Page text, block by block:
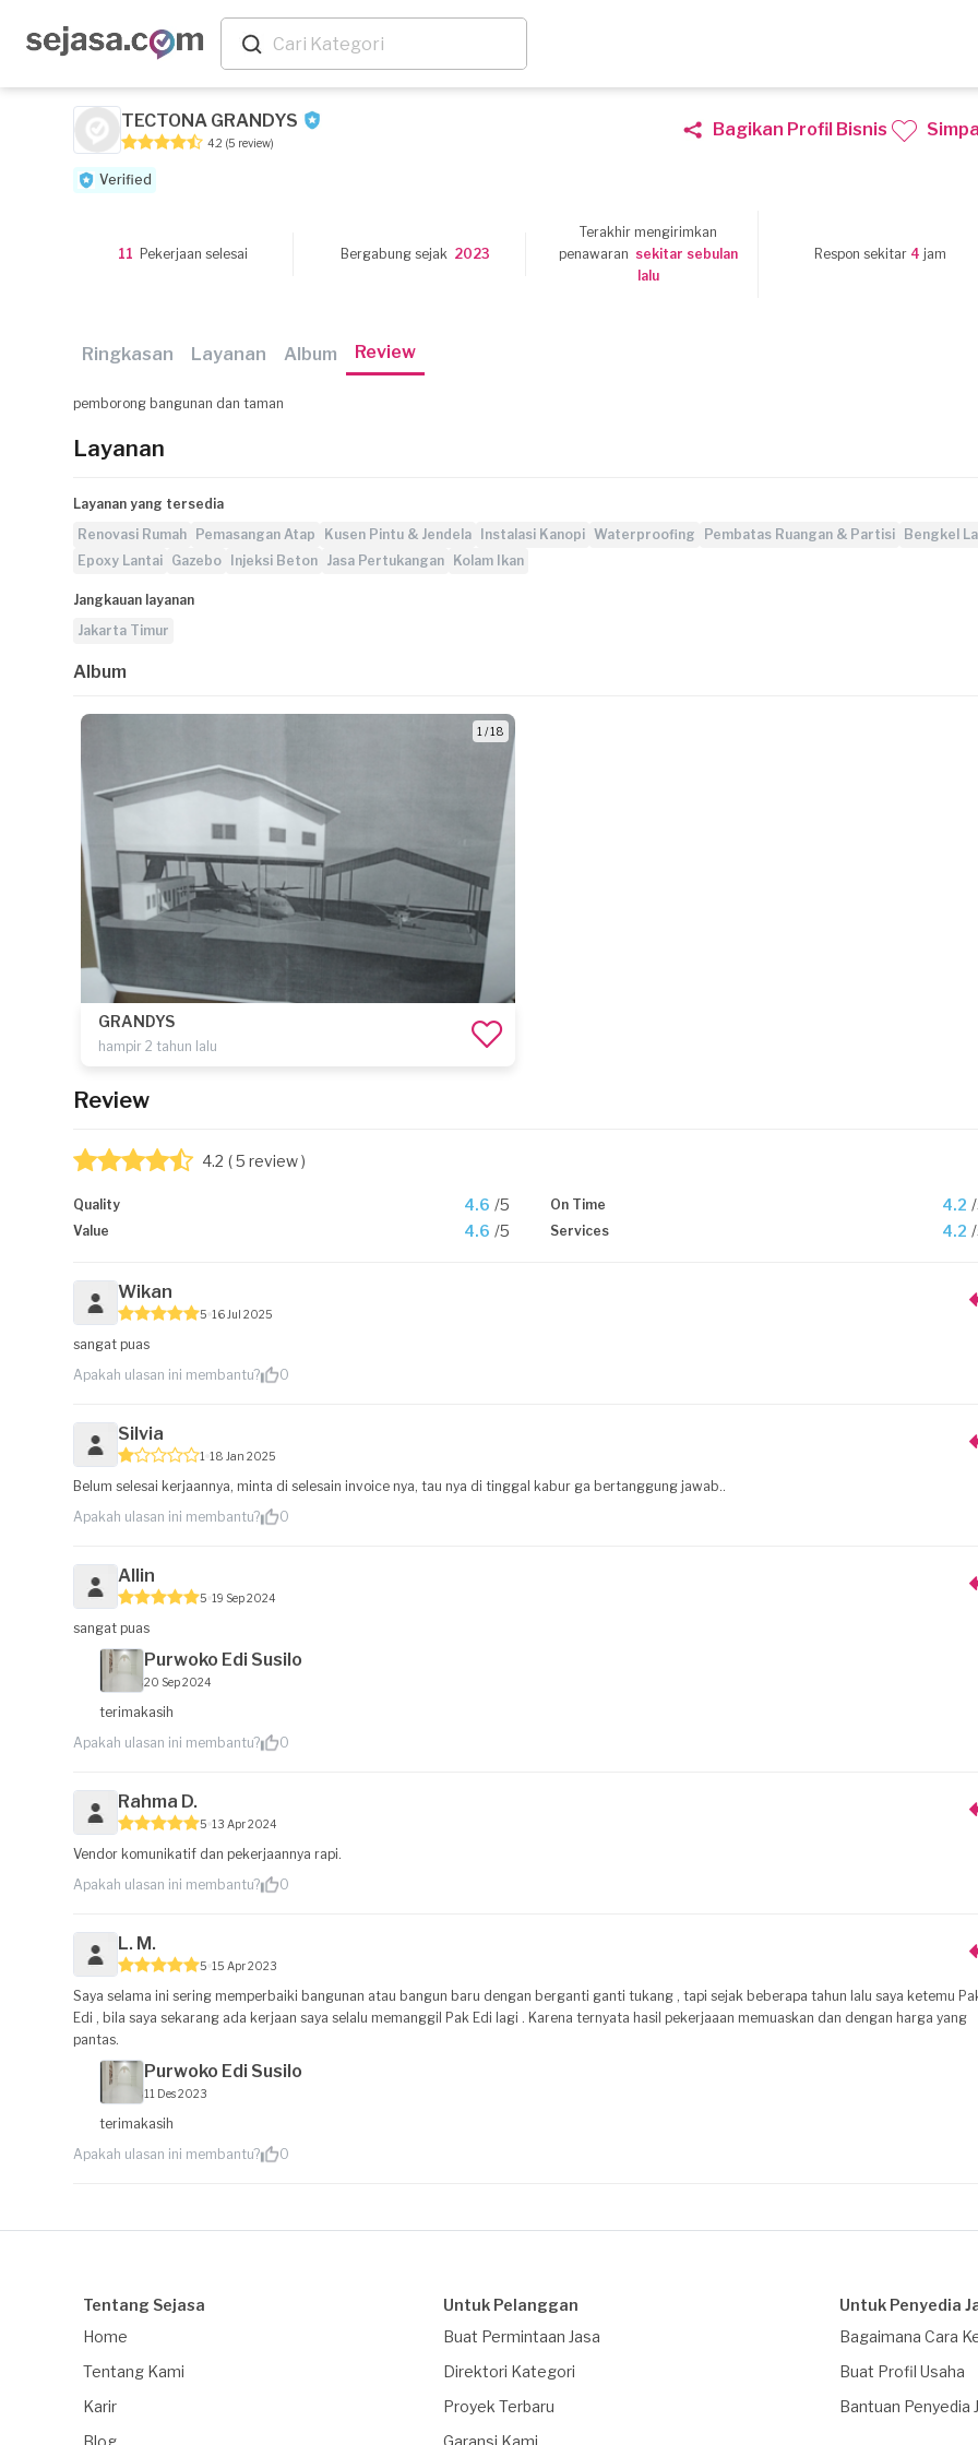
TECTONA GRANDYS
4.2 (5 review)
Bagikan Profil Bisnis
Verified
11 Pekerjaan selesai Bergabung sejak 2023
Terakhir mengirimkan
penawaran sekitar sebulan
lalu
Respon sekitar 4 jam
Ringkasan Layanan Album Review
pemborong bangunan dan taman
Layanan
Layanan yang tersedia
Renovasi Rumah
Pemasangan Atap Kusen Pintu & Jendela Instalasi Kanopi Waterproofing Pembatas Ruangan & Partisi
Bengkel
Epoxy Lantai Gazebo Injeksi Beton Jasa Pertukangan Kolam Ikan
Jangkauan layanan
Jakarta Timur
Album
1 / 18
GRANDYS
hampir 2 tahun lalu
Review
4.2 ( 5 review )
Quality 4.6 /5 On Time 4.2
Value 4.6 /5 Services 4.2
Wikan
5 16 Jul 2025
sangat puas
Apakah ulasan ini membantu?
0
Silvia
1 18 Jan 2025
Belum selesai kerjaannya, minta di selesain invoice nya, tau nya di tinggal kabur ga bertanggung jawab..
Apakah ulasan ini membantu?
0
Allin
5 19 Sep 2024
sangat puas
Purwoko Edi Susilo
20 Sep 2024
terimakasih
Apakah ulasan ini membantu?
0
Rahma D.
5 13 Apr 2024
Vendor komunikatif dan pekerjaannya rapi.
Apakah ulasan ini membantu?
0
L. M.
5 15 Apr 2023
Saya selama ini sering memperbaiki bangunan atau bangun baru dengan berganti ganti tukang , tapi sejak beberapa tahun lalu saya ketemu
Edi , bila saya sekarang ada kerjaan saya selalu memanggil Pak Edi lagi . Karena ternyata hasil pekerjaaan memuaskan dan dengan harga yang
pantas.
Purwoko Edi Susilo
11 Des 2023
terimakasih
Apakah ulasan ini membantu?
0
Tentang Sejasa
Home
Tentang Kami
Karir
Blog
Untuk Pelanggan
Buat Permintaan Jasa
Direktori Kategori
Proyek Terbaru
Garansi Kami
Untuk Penyedia
Bagaimana Cara
Buat Profil Usaha
Bantuan Penyedia